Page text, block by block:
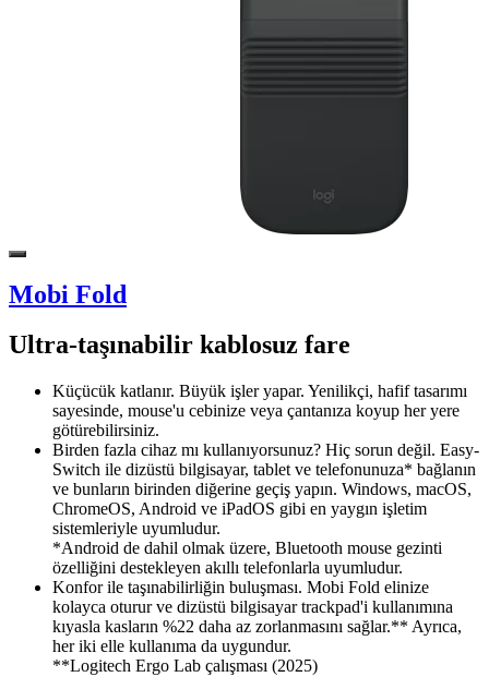
Mobi Fold
Ultra-taşınabilir kablosuz fare
Küçücük katlanır. Büyük işler yapar. Yenilikçi, hafif tasarımı
sayesinde, mouse'u cebinize veya çantanıza koyup her yere
götürebilirsiniz.
Birden fazla cihaz mı kullanıyorsunuz? Hiç sorun değil. Easy-
Switch ile dizüstü bilgisayar, tablet ve telefonunuza* bağlanın
ve bunların birinden diğerine geçiş yapın. Windows, macOS,
ChromeOS, Android ve iPadOS gibi en yaygın işletim
sistemleriyle uyumludur.
*Android de dahil olmak üzere, Bluetooth mouse gezinti
özelliğini destekleyen akıllı telefonlarla uyumludur.
Konfor ile taşınabilirliğin buluşması. Mobi Fold elinize
kolayca oturur ve dizüstü bilgisayar trackpad'i kullanımına
kıyasla kasların %22 daha az zorlanmasını sağlar.** Ayrıca,
her iki elle kullanıma da uygundur.
**Logitech Ergo Lab çalışması (2025)